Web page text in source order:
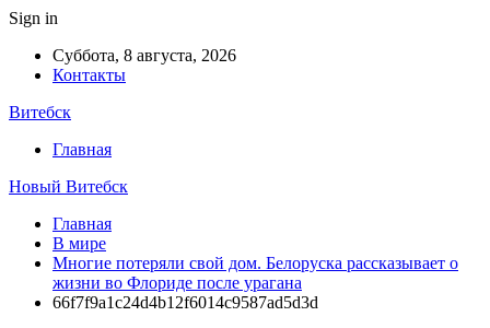
Sign in
Суббота, 8 августа, 2026
Контакты
Витебск
Главная
Новый Витебск
Главная
В мире
Многие потеряли свой дом. Белоруска рассказывает о
жизни во Флориде после урагана
66f7f9a1c24d4b12f6014c9587ad5d3d